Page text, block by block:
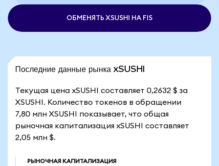
ОБМЕНЯТЬ XSUSHI НА FIS
Последние данные рынка xSUSHI
Текущая цена xSUSHI составляет 0,2632 $ за
XSUSHI. Количество токенов в обращении
7,80 млн XSUSHI показывает, что общая
рыночная капитализация xSUSHI составляет
2,05 млн $.
РЫНОЧНАЯ КАПИТАЛИЗАЦИЯ